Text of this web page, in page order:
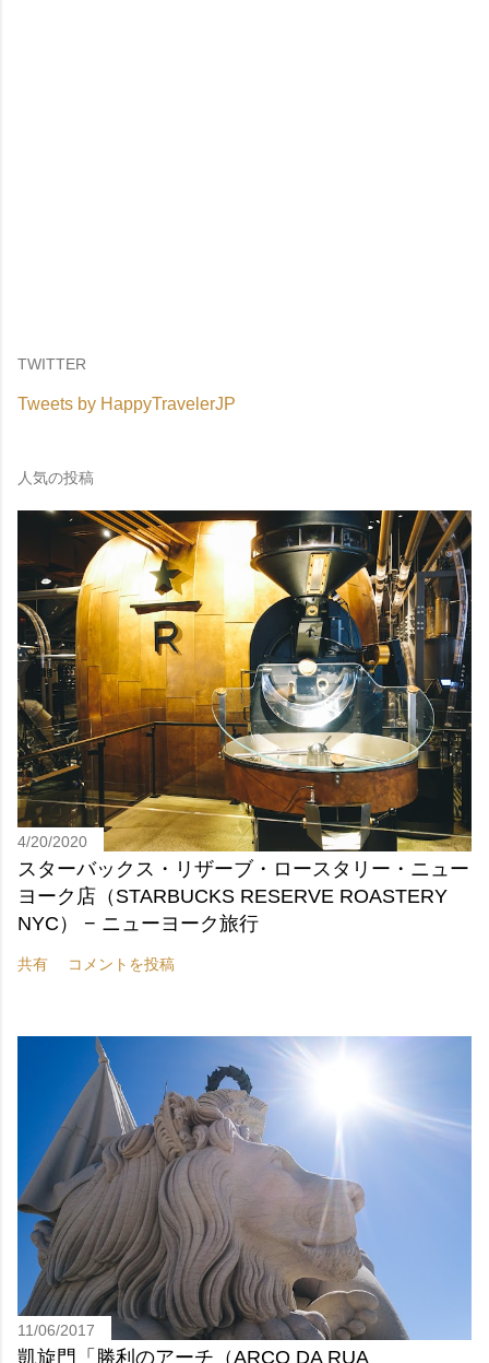
TWITTER
Tweets by HappyTravelerJP
人気の投稿
4/20/2020
スターバックス・リザーブ・ロースタリー・ニュー
ヨーク店（STARBUCKS RESERVE ROASTERY
NYC） − ニューヨーク旅行
共有 コメントを投稿
11/06/2017
凱旋門「勝利のアーチ（ARCO DA RUA